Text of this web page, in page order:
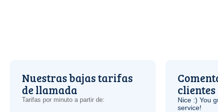
Nuestras bajas tarifas
de llamada
Tarifas por minuto a partir de:
clientes
Nice :) You
service!